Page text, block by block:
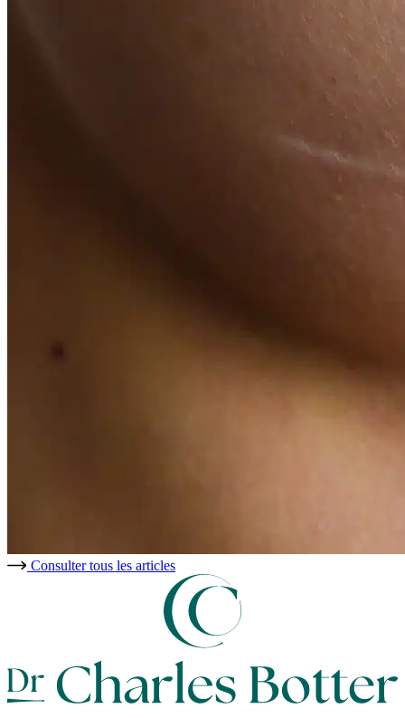
Consulter tous les articles